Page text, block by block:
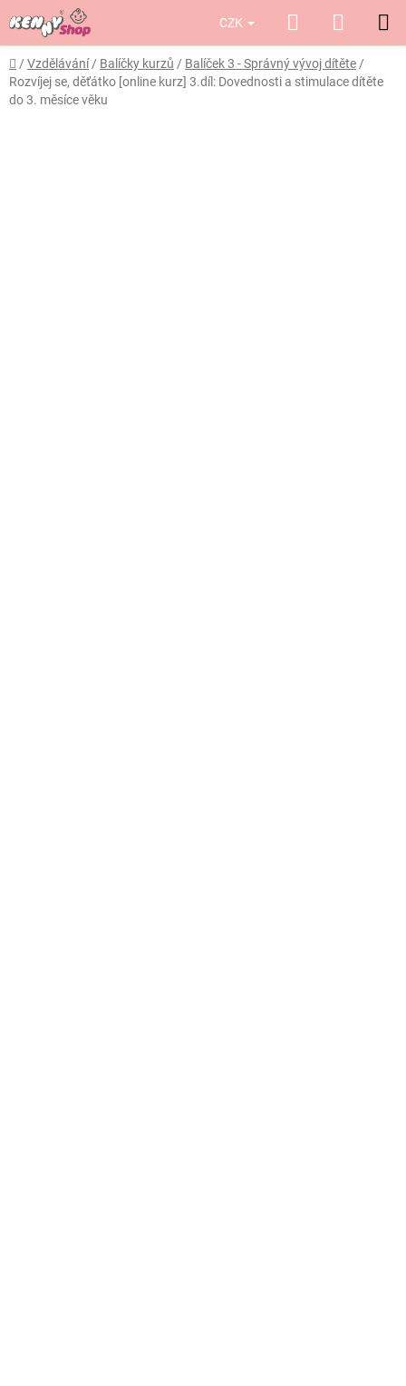
na
obsah
CZK Hledat
KOŠÍK
Domů
/ Vzdělávání / Balíčky kurzů / Balíček 3 - Správný vývoj dítěte /
Rozvíjej se, děťátko [online kurz] 3.díl: Dovednosti a stimulace dítěte
do 3. měsíce věku